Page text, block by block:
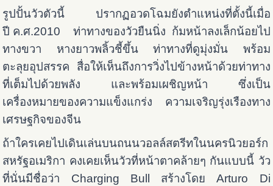
รูปปั้นวัวตัวนี้ ปรากฏอวดโฉมยังตำแหน่งที่ตั้งนี้เมื่อ
ปี ค.ศ.2010 ท่าทางของวัวยืนนิ่ง ก้มหน้าลงเล็กน้อยไป
ทางขวา หางยาวพลิ้วชี้ขึ้น ท่าทางที่ดูมุ่งมั่น พร้อม
ตะลุยอุปสรรค สื่อให้เห็นถึงการวิ่งไปข้างหน้าด้วยท่าทาง
ที่เต็มไปด้วยพลัง และพร้อมเผชิญหน้า ซึ่งเป็น
เครื่องหมายของความแข็งแกร่ง ความเจริญรุ่งเรืองทาง
เศรษฐกิจของจีน
ถ้าใครเคยไปเดินเล่นบนถนนวอลล์สตรีทในนครนิวยอร์ก
สหรัฐอเมริกา คงเคยเห็นวัวที่หน้าตาคล้ายๆ กันแบบนี้ วัว
ที่นั่นมีชื่อว่า Charging Bull สร้างโดย Arturo Di